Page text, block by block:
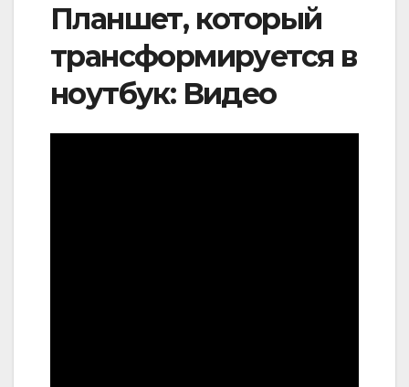
Планшет, который
трансформируется в
ноутбук: Видео